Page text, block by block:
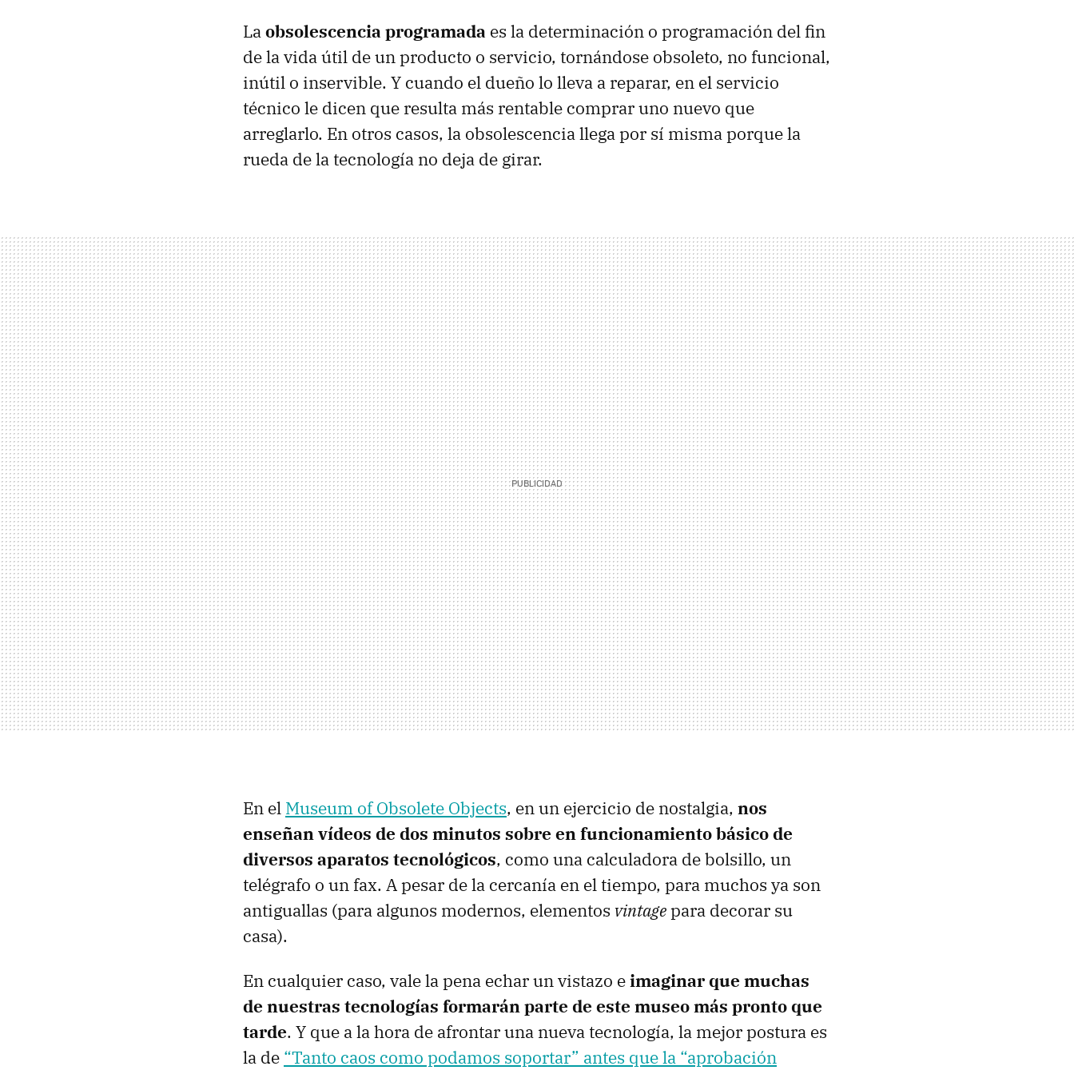
Laobsolescencia programada es la determinación o programación del fin
de la vida útil de un producto o servicio, tornándose obsoleto, no funcional,
inútil o inservible. Y cuando el dueño lo lleva a reparar, en el servicio
técnico le dicen que resulta más rentable comprar uno nuevo que
arreglarlo. En otros casos, la obsolescencia llega por sí misma porque la
rueda de la tecnología no deja de girar.
En el Museum of Obsolete Objects, en un ejercicio de nostalgia, nos
enseñan vídeos de dos minutos sobre en funcionamiento básico de
diversos aparatos tecnológicos, como una calculadora de bolsillo, un
telégrafo o un fax. A pesar de la cercanía en el tiempo, para muchos ya son
antiguallas (para algunos modernos, elementos vintagepara decorar su
casa).
En cualquier caso, vale la pena echar un vistazo eimaginar que muchas
de nuestras tecnologías formarán parte de este museo más pronto que
tarde. Y que a la hora de afrontar una nueva tecnología, la mejor postura es
la de “Tanto caos como podamos soportar” antes que la “aprobación